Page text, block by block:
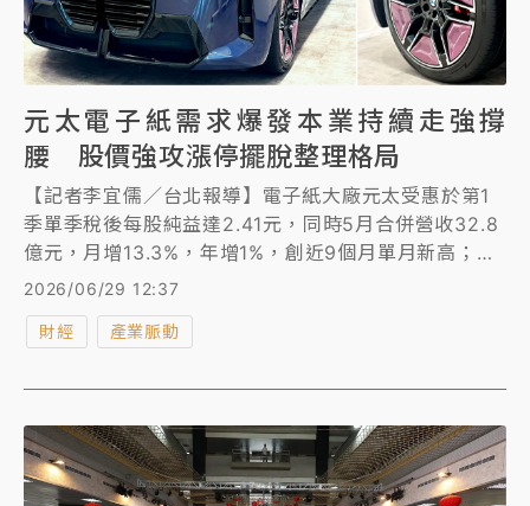
元太電子紙需求爆發本業持續走強撐
腰 股價強攻漲停擺脫整理格局
【記者李宜儒／台北報導】電子紙大廠元太受惠於第1
季單季稅後每股純益達2.41元，同時5月合併營收32.8
億元，月增13.3%，年增1%，創近9個月單月新高；累
計今年前5月合併營收148.09億元，年增1.3%，創同期
史上新高。加上股價近期完成整理，今（29日）開高漲
停，大漲19.5元，強鎖214.5元。
2026/06/29 12:37
財經 產業脈動